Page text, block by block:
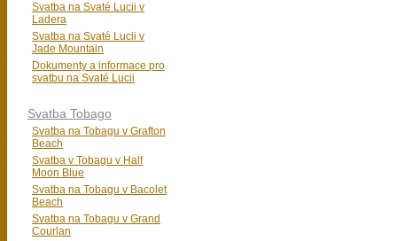
Svatba na Svaté Lucii v
Ladera
Svatba na Svaté Lucii v
Jade Mountain
Dokumenty a informace pro
svatbu na Svaté Lucii
Svatba Tobago
Svatba na Tobagu v Grafton
Beach
Svatba v Tobagu v Half
Moon Blue
Svatba na Tobagu v Bacolet
Beach
Svatba na Tobagu v Grand
Courlan